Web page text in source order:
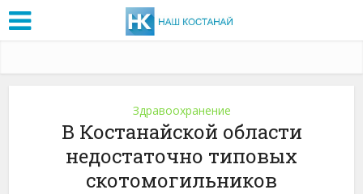
Здравоохранение
В Костанайской области
недостаточно типовых
скотомогильников